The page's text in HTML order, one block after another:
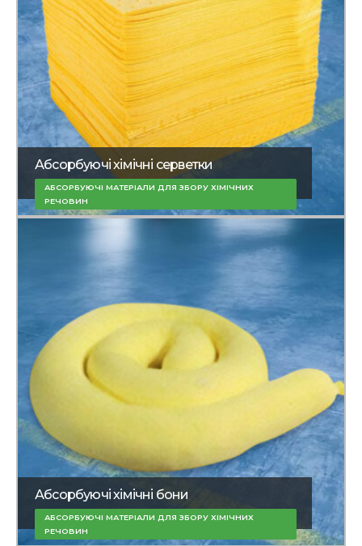
Абсорбуючі хімічні серветки
АБСОРБУЮЧІ МАТЕРІАЛИ ДЛЯ ЗБОРУ ХІМІЧНИХ
РЕЧОВИН
Абсорбуючі хімічні бони
АБСОРБУЮЧІ МАТЕРІАЛИ ДЛЯ ЗБОРУ ХІМІЧНИХ
РЕЧОВИН